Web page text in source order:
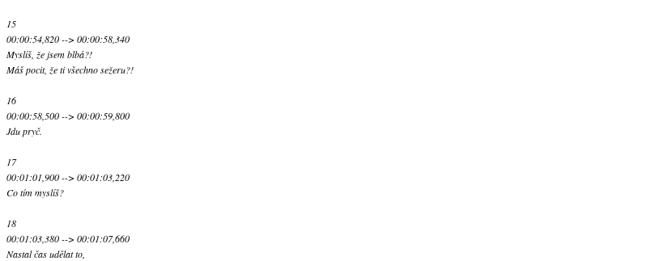
15
00:00:54,820 --> 00:00:58,340
Myslíš, že jsem blbá?!
Máš pocit, že ti všechno sežeru?!
16
00:00:58,500 --> 00:00:59,800
Jdu pryč.
17
00:01:01,900 --> 00:01:03,220
Co tím myslíš?
18
00:01:03,380 --> 00:01:07,660
Nastal čas udělat to,